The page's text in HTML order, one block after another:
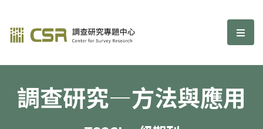
調查研究—方法與應用期刊 選
調查研究—方法與應用